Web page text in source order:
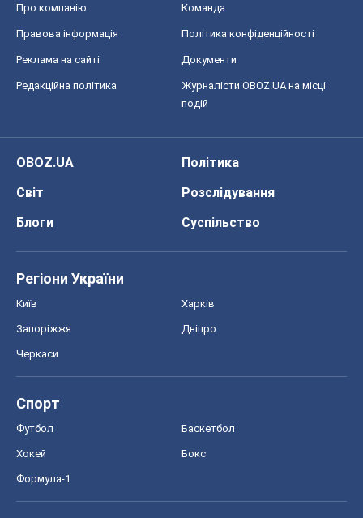
Про компанію Команда
Правова інформація Політика конфіденційності
Реклама на сайті Документи
Редакційна політика
Журналісти OBOZ.UA на місці
подій
OBOZ.UA
Політика
Світ
Розслідування
Блоги
Суспільство
Регіони України
Київ Харків
Запоріжжя Дніпро
Черкаси
Спорт
Футбол Баскетбол
Хокей Бокс
Формула-1